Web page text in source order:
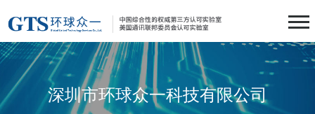
深圳市环球众一科技有限公司